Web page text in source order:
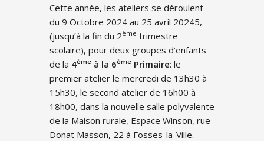
Cette année, les ateliers se déroulent
du 9 Octobre 2024 au 25 avril 20245,
(jusqu’à la fin du 2ème trimestre
scolaire), pour deux groupes d’enfants
de la 4ème à la 6ème Primaire: le
premier atelier le mercredi de 13h30 à
15h30, le second atelier de 16h00 à
18h00, dans la nouvelle salle polyvalente
de la Maison rurale, Espace Winson, rue
Donat Masson, 22 à Fosses-la-Ville.